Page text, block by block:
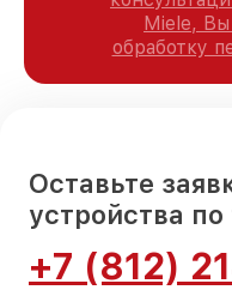
Miele,
обработку
Оставьте
устройства
+7 (812)